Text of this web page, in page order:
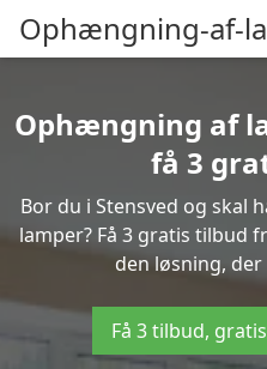
Ophængning-af-
Ophængning af
få 3
Bor du i Stensved og
lamper? Få 3 gratis tilbud
den løsning,
Få 3 tilbud,